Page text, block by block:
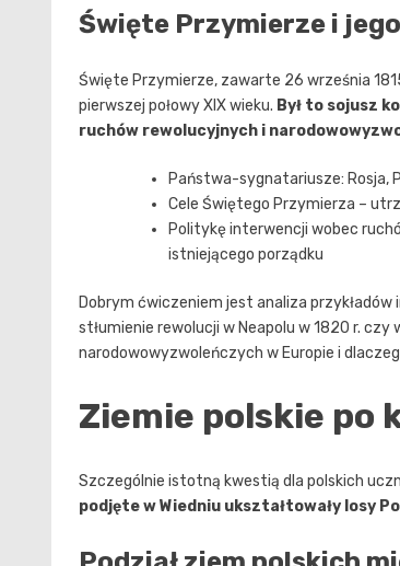
Święte Przymierze i
Święte Przymierze, zawarte 26 września
pierwszej połowy XIX wieku. Był to sojusz
ruchów rewolucyjnych i
Państwa-sygnatariusze: Rosja,
Cele Świętego Przymierza –
Politykę interwencji wobec
istniejącego porządku
Dobrym ćwiczeniem jest analiza
stłumienie rewolucji w Neapolu w 1820 r. czy
narodowowyzwoleńczych w Europie i
Ziemie polskie po
Szczególnie istotną kwestią dla polskich
podjęte w Wiedniu ukształtowały losy